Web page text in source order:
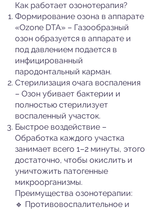
Как работает озонотерапия?
Формирование озона в аппарате
«Ozone DTA» – Газообразный
озон образуется в аппарате и
под давлением подается в
инфицированный
пародонтальный карман.
Стерилизация очага воспаления
– Озон убивает бактерии и
полностью стерилизует
воспаленный участок.
Быстрое воздействие –
Обработка каждого участка
занимает всего 1–2 минуты, этого
достаточно, чтобы окислить и
уничтожить патогенные
микроорганизмы.
Преимущества озонотерапии:
🔹 Противовоспалительное и